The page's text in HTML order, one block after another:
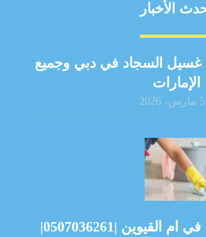
الأخبار
السجاد في دبي وجميع
الإمارات
5 مارس، 2026
شركة تعقيم منازل في ام القيوين |0507036261|